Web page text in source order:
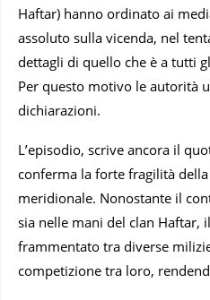
Haftar) hanno ordinato ai
assoluto sulla vicenda, nel
dettagli di quello che è a tutti
Per questo motivo le autorità
dichiarazioni.
L’episodio, scrive ancora il
conferma la forte fragilità
meridionale. Nonostante il
sia nelle mani del clan Haftar,
frammentato tra diverse
competizione tra loro,